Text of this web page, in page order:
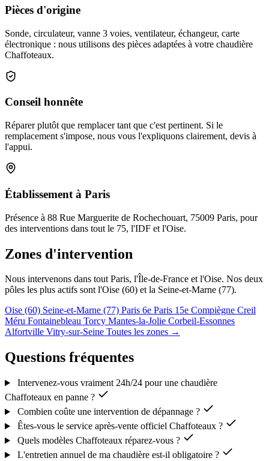
Pièces d'origine
Sonde, circulateur, vanne 3 voies, ventilateur, échangeur, carte
électronique : nous utilisons des pièces adaptées à votre chaudière
Chaffoteaux.
Conseil honnête
Réparer plutôt que remplacer tant que c'est pertinent. Si le
remplacement s'impose, nous vous l'expliquons clairement, devis à
l'appui.
Établissement à Paris
Présence à 88 Rue Marguerite de Rochechouart, 75009 Paris, pour
des interventions dans tout le 75, l'IDF et l'Oise.
Zones d'intervention
Nous intervenons dans tout Paris, l'Île-de-France et l'Oise. Nos deux
pôles les plus actifs sont l'Oise (60) et la Seine-et-Marne (77).
Oise (60) Seine-et-Marne (77) Paris 6e Paris 15e Compiègne Creil
Méru Fontainebleau Torcy Mantes-la-Jolie Corbeil-Essonnes
Alfortville Vitry-sur-Seine Toutes les zones →
Questions fréquentes
Intervenez-vous vraiment 24h/24 pour une chaudière
Chaffoteaux en panne ?
Combien coûte une intervention de dépannage ?
Êtes-vous le service après-vente officiel Chaffoteaux ?
Quels modèles Chaffoteaux réparez-vous ?
L'entretien annuel de ma chaudière est-il obligatoire ?